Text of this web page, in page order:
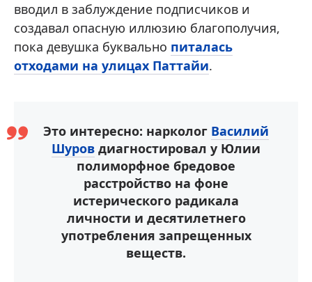
вводил в заблуждение подписчиков и
создавал опасную иллюзию благополучия,
пока девушка буквально питалась
отходами на улицах Паттайи.
Это интересно: нарколог Василий
Шуров диагностировал у Юлии
полиморфное бредовое
расстройство на фоне
истерического радикала
личности и десятилетнего
употребления запрещенных
веществ.